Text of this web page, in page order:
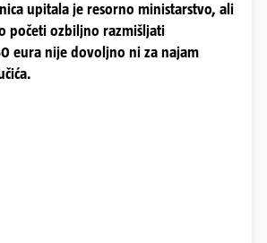
upitala je resorno ministarstvo, ali
početi ozbiljno razmišljati
eura nije dovoljno ni za najam